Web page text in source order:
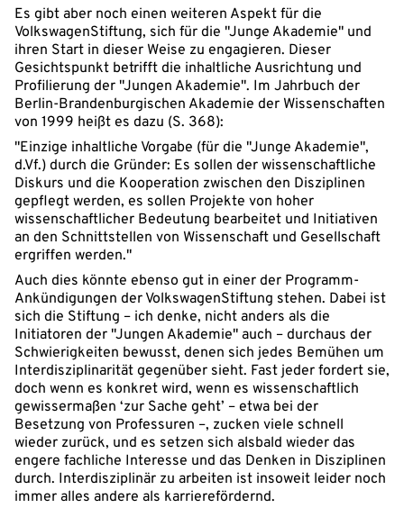
Es gibt aber noch einen weiteren Aspekt für die
VolkswagenStiftung, sich für die "Junge Akademie" und
ihren Start in dieser Weise zu engagieren. Dieser
Gesichtspunkt betrifft die inhaltliche Ausrichtung und
Profilierung der "Jungen Akademie". Im Jahrbuch der
Berlin-Brandenburgischen Akademie der Wissenschaften
von 1999 heißt es dazu (S. 368):
"Einzige inhaltliche Vorgabe (für die "Junge Akademie",
d.Vf.) durch die Gründer: Es sollen der wissenschaftliche
Diskurs und die Kooperation zwischen den Disziplinen
gepflegt werden, es sollen Projekte von hoher
wissenschaftlicher Bedeutung bearbeitet und Initiativen
an den Schnittstellen von Wissenschaft und Gesellschaft
ergriffen werden."
Auch dies könnte ebenso gut in einer der Programm-
Ankündigungen der VolkswagenStiftung stehen. Dabei ist
sich die Stiftung – ich denke, nicht anders als die
Initiatoren der "Jungen Akademie" auch – durchaus der
Schwierigkeiten bewusst, denen sich jedes Bemühen um
Interdisziplinarität gegenüber sieht. Fast jeder fordert sie,
doch wenn es konkret wird, wenn es wissenschaftlich
gewissermaßen ‘zur Sache geht’ – etwa bei der
Besetzung von Professuren –, zucken viele schnell
wieder zurück, und es setzen sich alsbald wieder das
engere fachliche Interesse und das Denken in Disziplinen
durch. Interdisziplinär zu arbeiten ist insoweit leider noch
immer alles andere als karrierefördernd.